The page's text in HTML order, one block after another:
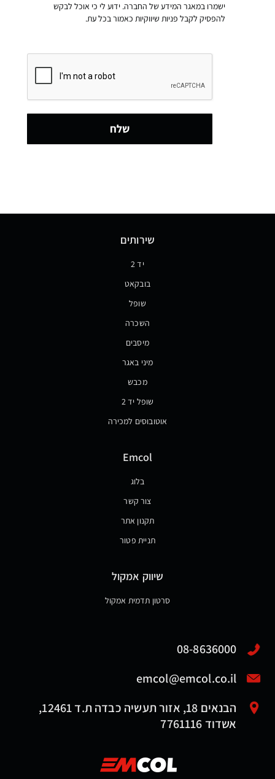
ישמרו במאגר המידע של החברה. ידוע לי כי אוכל לבקש
להפסיק לקבל פניות שיווקיות כאמור בכל עת.
שלח
שירותים
יד 2
בובקאט
שופל
השכרה
מיסבים
מיני באגר
מכבש
שופל יד 2
אוטובוסים למכירה
Emcol
בלוג
צור קשר
תקנון אתר
תניית פטור
שיווק אמקול
סרטון תדמית אמקול
08-8636000
emcol@emcol.co.il
הבנאים 18, אזור תעשיה כבדה ת.ד 12461,
אשדוד 7761116